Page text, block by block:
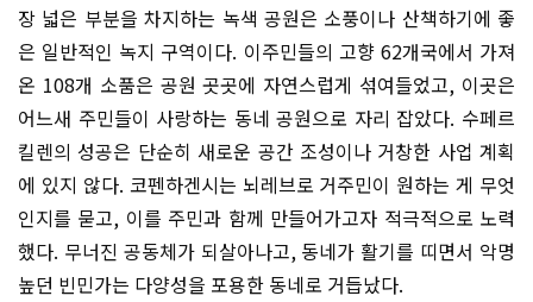
장 넓은 부분을 차지하는 녹색 공원은 소풍이나 산책하기에 좋
은 일반적인 녹지 구역이다. 이주민들의 고향 62개국에서 가져
온 108개 소품은 공원 곳곳에 자연스럽게 섞여들었고, 이곳은
어느새 주민들이 사랑하는 동네 공원으로 자리 잡았다. 수페르
킬렌의 성공은 단순히 새로운 공간 조성이나 거창한 사업 계획
에 있지 않다. 코펜하겐시는 뇌레브로 거주민이 원하는 게 무엇
인지를 묻고, 이를 주민과 함께 만들어가고자 적극적으로 노력
했다. 무너진 공동체가 되살아나고, 동네가 활기를 띠면서 악명
높던 빈민가는 다양성을 포용한 동네로 거듭났다.